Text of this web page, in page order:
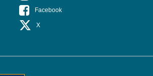
Facebook
X